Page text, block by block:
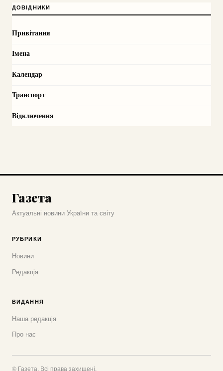
ДОВІДНИКИ
Привітання
Імена
Календар
Транспорт
Відключення
Газета
Актуальні новини України та світу
РУБРИКИ
Новини
Редакція
ВИДАННЯ
Наша редакція
Про нас
© Газета. Всі права захищені.